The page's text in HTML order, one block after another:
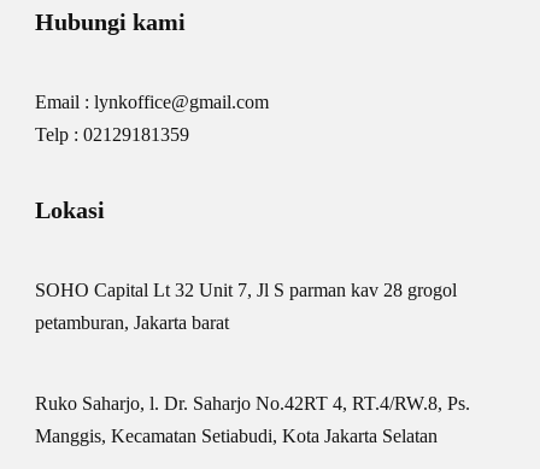
Hubungi kami
Email : lynkoffice@gmail.com
Telp : 02129181359
Lokasi
SOHO Capital Lt 32 Unit 7, Jl S parman kav 28 grogol
petamburan, Jakarta barat
Ruko Saharjo, l. Dr. Saharjo No.42RT 4, RT.4/RW.8, Ps.
Manggis, Kecamatan Setiabudi, Kota Jakarta Selatan